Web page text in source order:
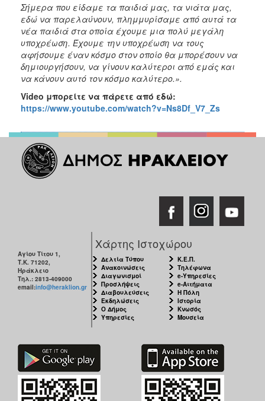
Σήμερα που είδαμε τα παιδιά μας, τα νιάτα μας,
εδώ να παρελαύνουν, πλημμυρίσαμε από αυτά τα
νέα παιδιά στα οποία έχουμε μια πολύ μεγάλη
υποχρέωση. Έχουμε την υποχρέωση να τους
αφήσουμε έναν κόσμο στον οποίο θα μπορέσουν να
δημιουργήσουν, να γίνουν καλύτεροι από εμάς και
να κάνουν αυτό τον κόσμο καλύτερο.».
Video μπορείτε να πάρετε από εδώ:
https://www.youtube.com/watch?v=Ns8Df_V7_Zs
Αγίου Τίτου 1,
Τ.Κ. 71202,
Ηράκλειο
Τηλ.: 2813-409000
email:info@heraklion.gr
Χάρτης Ιστοχώρου
Δελτία Τύπου
Ανακοινώσεις
Διαγωνισμοί
Προσλήψεις
Διαβουλεύσεις
Εκδηλώσεις
Ο Δήμος
Υπηρεσίες
Κ.Ε.Π.
Τηλέφωνα
e-Υπηρεσίες
e-Αιτήματα
Η Πόλη
Ιστορία
Κνωσός
Μουσεία